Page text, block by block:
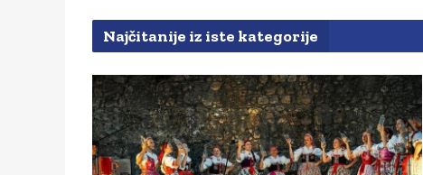
Najčitanije iz iste kategorije